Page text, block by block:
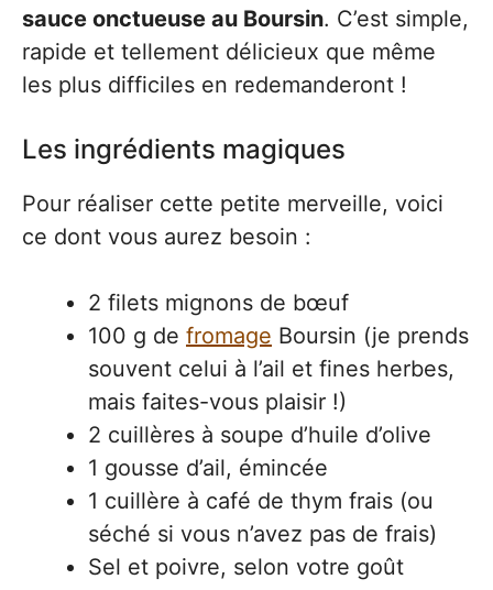
sauce onctueuse au Boursin. C’est simple,
rapide et tellement délicieux que même
les plus difficiles en redemanderont !
Les ingrédients magiques
Pour réaliser cette petite merveille, voici
ce dont vous aurez besoin :
2 filets mignons de bœuf
100 g de fromage Boursin (je prends
souvent celui à l’ail et fines herbes,
mais faites-vous plaisir !)
2 cuillères à soupe d’huile d’olive
1 gousse d’ail, émincée
1 cuillère à café de thym frais (ou
séché si vous n’avez pas de frais)
Sel et poivre, selon votre goût